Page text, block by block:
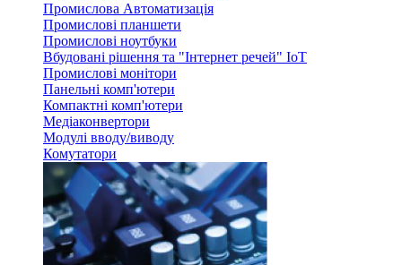
Промислова Автоматизація
Промислові планшети
Промислові ноутбуки
Вбудовані рішення та "Інтернет речей" IoT
Промислові монітори
Панельні комп'ютери
Компактні комп'ютери
Медіаконвертори
Модулі вводу/виводу
Комутатори